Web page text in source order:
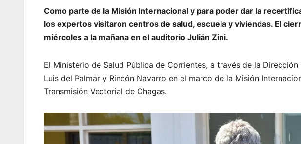
Como parte de la Misión Internacional y para poder dar la
los expertos visitaron centros de salud, escuela y viviendas. El
miércoles a la mañana en el auditorio Julián Zini.
El Ministerio de Salud Pública de Corrientes, a través de la
Luis del Palmar y Rincón Navarro en el marco de la Misión
Transmisión Vectorial de Chagas.